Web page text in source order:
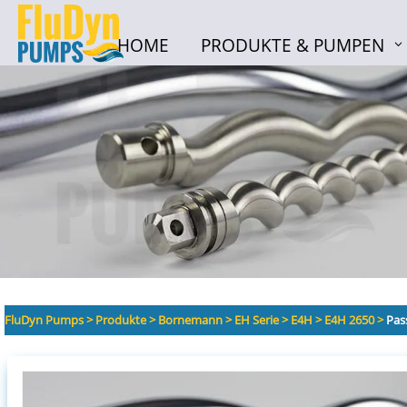
HOME PRODUKTE & PUMPEN
HOME PRODUKTE & PUMPEN
FluDyn Pumps>Produkte>Bornemann>EH Serie>E4H >E4H 2650>